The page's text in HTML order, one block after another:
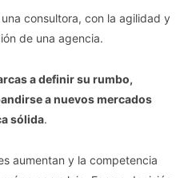
consultora, con la agilidad y
de una agencia.
a definir su rumbo,
a nuevos mercados
sólida.
aumentan y la competencia